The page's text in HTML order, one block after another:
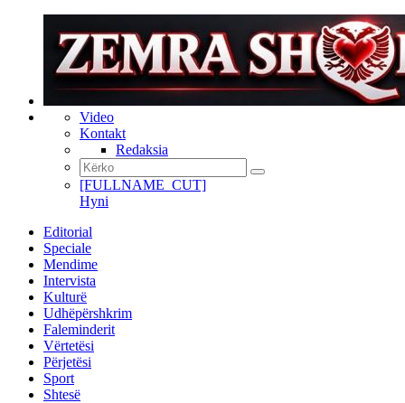
Video
Kontakt
Redaksia
[FULLNAME_CUT]
Hyni
Editorial
Speciale
Mendime
Intervista
Kulturë
Udhëpërshkrim
Faleminderit
Vërtetësi
Përjetësi
Sport
Shtesë